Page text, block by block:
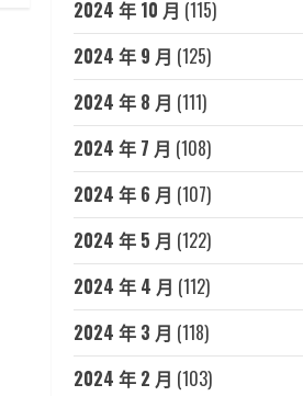
2024 年 10 月 (115)
2024 年 9 月 (125)
2024 年 8 月 (111)
2024 年 7 月 (108)
2024 年 6 月 (107)
2024 年 5 月 (122)
2024 年 4 月 (112)
2024 年 3 月 (118)
2024 年 2 月 (103)